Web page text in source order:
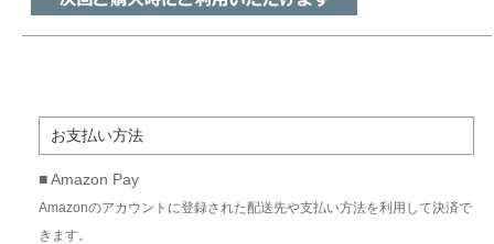
お支払い方法
■ Amazon Pay
Amazonのアカウントに登録された配送先や支払い方法を利用して決済で
きます。